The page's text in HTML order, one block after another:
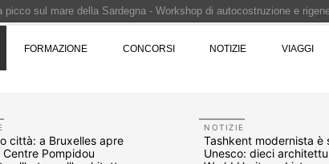
FORMAZIONE CONCORSI NOTIZIE VIAGGI
città: a Bruxelles apre
Centre Pompidou
NOTIZIE
Tashkent modernista è
Unesco: dieci
Concorso di product design by Desall · Al vincitore un premio di
di progettazione